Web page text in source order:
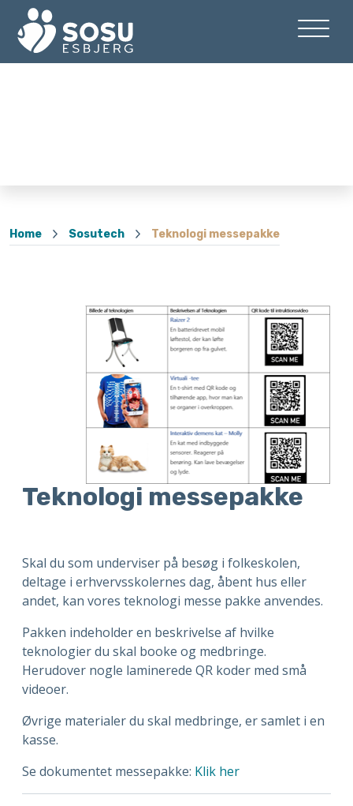
Home Sosutech Teknologi messepakke
Teknologi messepakke
Skal du som underviser på besøg i folkeskolen,
deltage i erhvervsskolernes dag, åbent hus eller
andet, kan vores teknologi messe pakke anvendes.
Pakken indeholder en beskrivelse af hvilke
teknologier du skal booke og medbringe.
Herudover nogle laminerede QR koder med små
videoer.
Øvrige materialer du skal medbringe, er samlet i en
kasse.
Se dokumentet messepakke: Klik her